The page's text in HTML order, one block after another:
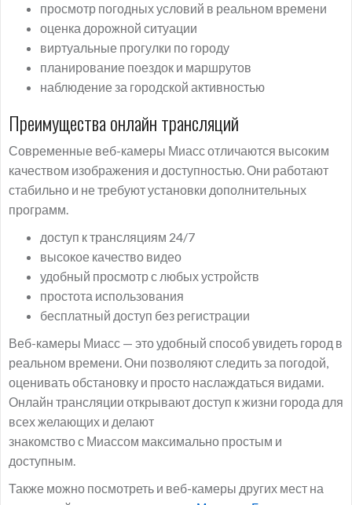
просмотр погодных условий в реальном времени
оценка дорожной ситуации
виртуальные прогулки по городу
планирование поездок и маршрутов
наблюдение за городской активностью
Преимущества онлайн трансляций
Современные веб-камеры Миасс отличаются высоким
качеством изображения и доступностью. Они работают
стабильно и не требуют установки дополнительных
программ.
доступ к трансляциям 24/7
высокое качество видео
удобный просмотр с любых устройств
простота использования
бесплатный доступ без регистрации
Веб-камеры Миасс — это удобный способ увидеть город в
реальном времени. Они позволяют следить за погодой,
оценивать обстановку и просто наслаждаться видами.
Онлайн трансляции открывают доступ к жизни города для
всех желающих и делают
знакомство с Миассом максимально простым и
доступным.
Также можно посмотреть и веб-камеры других мест на